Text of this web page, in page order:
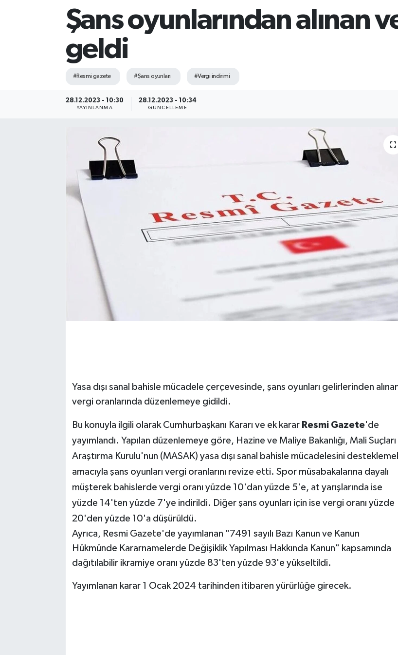
Şans oyunlarından alınan
geldi
#Resmi gazete #Şans oyunları #Vergi indirimi
28.12.2023 - 10:30
YAYINLANMA
28.12.2023 - 10:34
GÜNCELLEME
Yasa dışı sanal bahisle mücadele çerçevesinde, şans oyunları gelirlerinden
vergi oranlarında düzenlemeye gidildi.
Bu konuyla ilgili olarak Cumhurbaşkanı Kararı ve ek karar Resmi Gazete'de
yayımlandı. Yapılan düzenlemeye göre, Hazine ve Maliye Bakanlığı, Mali Suçları
Araştırma Kurulu'nun (MASAK) yasa dışı sanal bahisle mücadelesini
amacıyla şans oyunları vergi oranlarını revize etti. Spor müsabakalarına dayalı
müşterek bahislerde vergi oranı yüzde 10'dan yüzde 5'e, at yarışlarında ise
yüzde 14'ten yüzde 7'ye indirildi. Diğer şans oyunları için ise vergi oranı yüzde
20'den yüzde 10'a düşürüldü.
Ayrıca, Resmi Gazete'de yayımlanan "7491 sayılı Bazı Kanun ve Kanun
Hükmünde Kararnamelerde Değişiklik Yapılması Hakkında Kanun" kapsamında
dağıtılabilir ikramiye oranı yüzde 83'ten yüzde 93'e yükseltildi.
Yayımlanan karar 1 Ocak 2024 tarihinden itibaren yürürlüğe girecek.